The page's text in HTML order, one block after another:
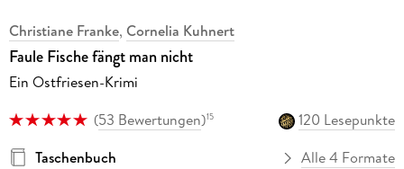
Christiane Franke, Cornelia Kuhnert
Faule Fische fängt man nicht
Ein Ostfriesen-Krimi
(53 Bewertungen)15
120 Lesepunkte
Taschenbuch
Alle 4 Formate